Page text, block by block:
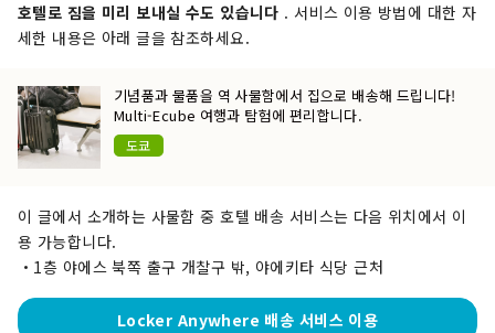
호텔로 짐을 미리 보내실 수도 있습니다 . 서비스 이용 방법에 대한 자
세한 내용은 아래 글을 참조하세요.
기념품과 물품을 역 사물함에서 집으로 배송해 드립니다!
Multi-Ecube 여행과 탐험에 편리합니다.
도쿄
이 글에서 소개하는 사물함 중 호텔 배송 서비스는 다음 위치에서 이
용 가능합니다.
・1층 야에스 북쪽 출구 개찰구 밖, 야에키타 식당 근처
Locker Anywhere 배송 서비스 이용